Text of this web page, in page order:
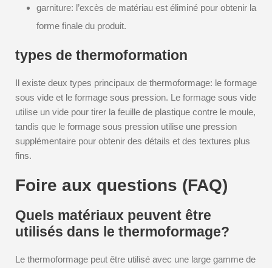
garniture: l’excès de matériau est éliminé pour obtenir la
forme finale du produit.
types de thermoformation
Il existe deux types principaux de thermoformage: le formage
sous vide et le formage sous pression. Le formage sous vide
utilise un vide pour tirer la feuille de plastique contre le moule,
tandis que le formage sous pression utilise une pression
supplémentaire pour obtenir des détails et des textures plus
fins.
Foire aux questions (FAQ)
Quels matériaux peuvent être
utilisés dans le thermoformage?
Le thermoformage peut être utilisé avec une large gamme de